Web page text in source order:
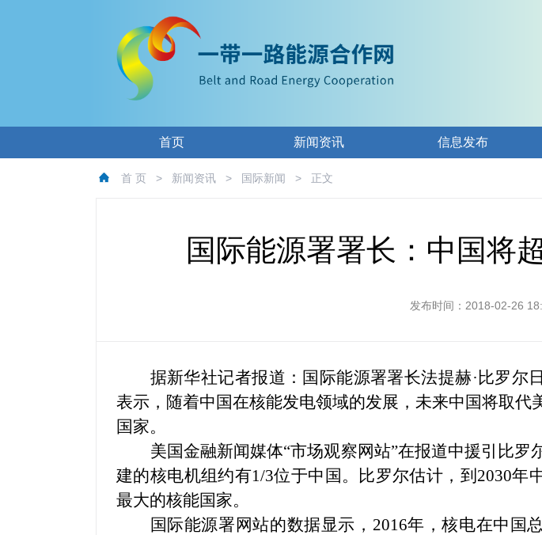
首页 新闻资讯 信息发布
首 页 > 新闻资讯 > 国际新闻 > 正文
国际能源署署长：中国将
发布时间：2018-02-26
据新华社记者报道：国际能源署署长法提赫·比罗尔
表示，随着中国在核能发电领域的发展，未来中国将取代
国家。
美国金融新闻媒体“市场观察网站”在报道中援引比罗
建的核电机组约有1/3位于中国。比罗尔估计，到2030年
最大的核能国家。
国际能源署网站的数据显示，2016年，核电在中国